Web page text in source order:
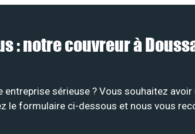
: notre couvreur à
entreprise sérieuse ? Vous souhaitez
le formulaire ci-dessous et nous vous